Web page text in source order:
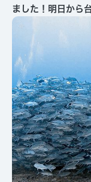
ました！明日から
す・・・